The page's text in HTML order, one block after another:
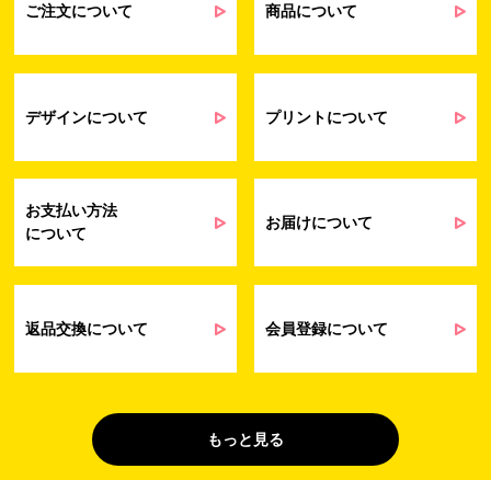
会員管理業務
るアンケート等の収集・分析・統計のため
せ業務に関するお取引先様との業務連絡や
契約・請求等の一連の手続きのため
提供するサービス（サポート業務を含む）
は営業およびマーケティング活動（セミナ
ターなど）に関連する情報を、電子メー
問い合わせへの対応のため
た場合のご対応のため
受託業務
（間接取得）
契約した小売店より委託された先への納
ご注文について 商品について
デザインについて プリントについて
お支払い方法
について
お届けについて
返品交換について 会員登録について
もっと見る